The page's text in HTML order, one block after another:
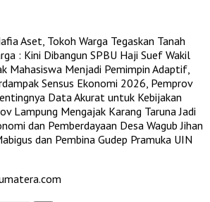
Aset, Tokoh Warga Tegaskan Tanah
: Kini Dibangun SPBU Haji Suef Wakil
Mahasiswa Menjadi Pemimpin Adaptif,
Sensus Ekonomi 2026, Pemprov
Data Akurat untuk Kebijakan
Lampung Mengajak Karang Taruna Jadi
dan Pemberdayaan Desa Wagub Jihan
dan Pembina Gudep Pramuka UIN